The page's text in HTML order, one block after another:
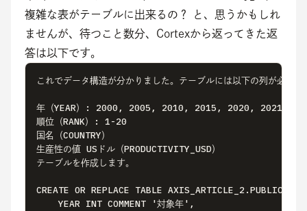
複雑な表がテーブルに出来るの？ と、思うかもしれ
ませんが、待つこと数分、Cortexから返ってきた返
答は以下です。
これでデータ構造が分かりました。テーブルには以下の列が必要で
年（YEAR）: 2000, 2005, 2010, 2015, 2020, 2021,
順位（RANK）: 1-20
国名（COUNTRY）
生産性の値 USドル（PRODUCTIVITY_USD）
テーブルを作成します。
CREATE OR REPLACE TABLE
    YEAR INT COMMENT '対象年',